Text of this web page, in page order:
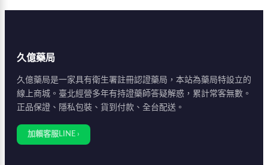
久億藥局
久億藥局是一家具有衛生署註冊認證藥局，本站為藥局特設立的
線上商城。臺北經營多年有持證藥師答疑解惑，累計常客無數。
正品保證、隱私包裝、貨到付款、全台配送。
加賴客服LINE ›